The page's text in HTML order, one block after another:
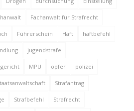
Fachanwalt für Strafrecht
Führerschein Haft haftbefehl
jugendstrafe
MPU opfer polizei
Strafantrag
Strafbefehl Strafrecht